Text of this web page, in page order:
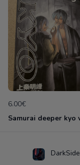
6.00€
DarkSide